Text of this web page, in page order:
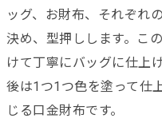
ッグ、お財布、それぞれ
決め、型押しします。こ
けて丁寧にバッグに仕上
後は1つ1つ色を塗って仕
じる口金財布です。